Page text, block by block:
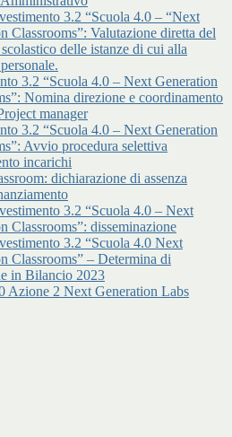
3.2 “Scuola 4.0 – “Next
Classrooms”: Valutazione diretta del
delle istanze di cui alla
3.2 “Scuola 4.0 – Next Generation
Nomina direzione e coordinamento
manager
3.2 “Scuola 4.0 – Next Generation
Avvio procedura selettiva
incarichi
dichiarazione di assenza
3.2 “Scuola 4.0 – Next
Classrooms”: disseminazione
3.2 “Scuola 4.0 Next
Classrooms” – Determina di
in Bilancio 2023
Azione 2 Next Generation Labs